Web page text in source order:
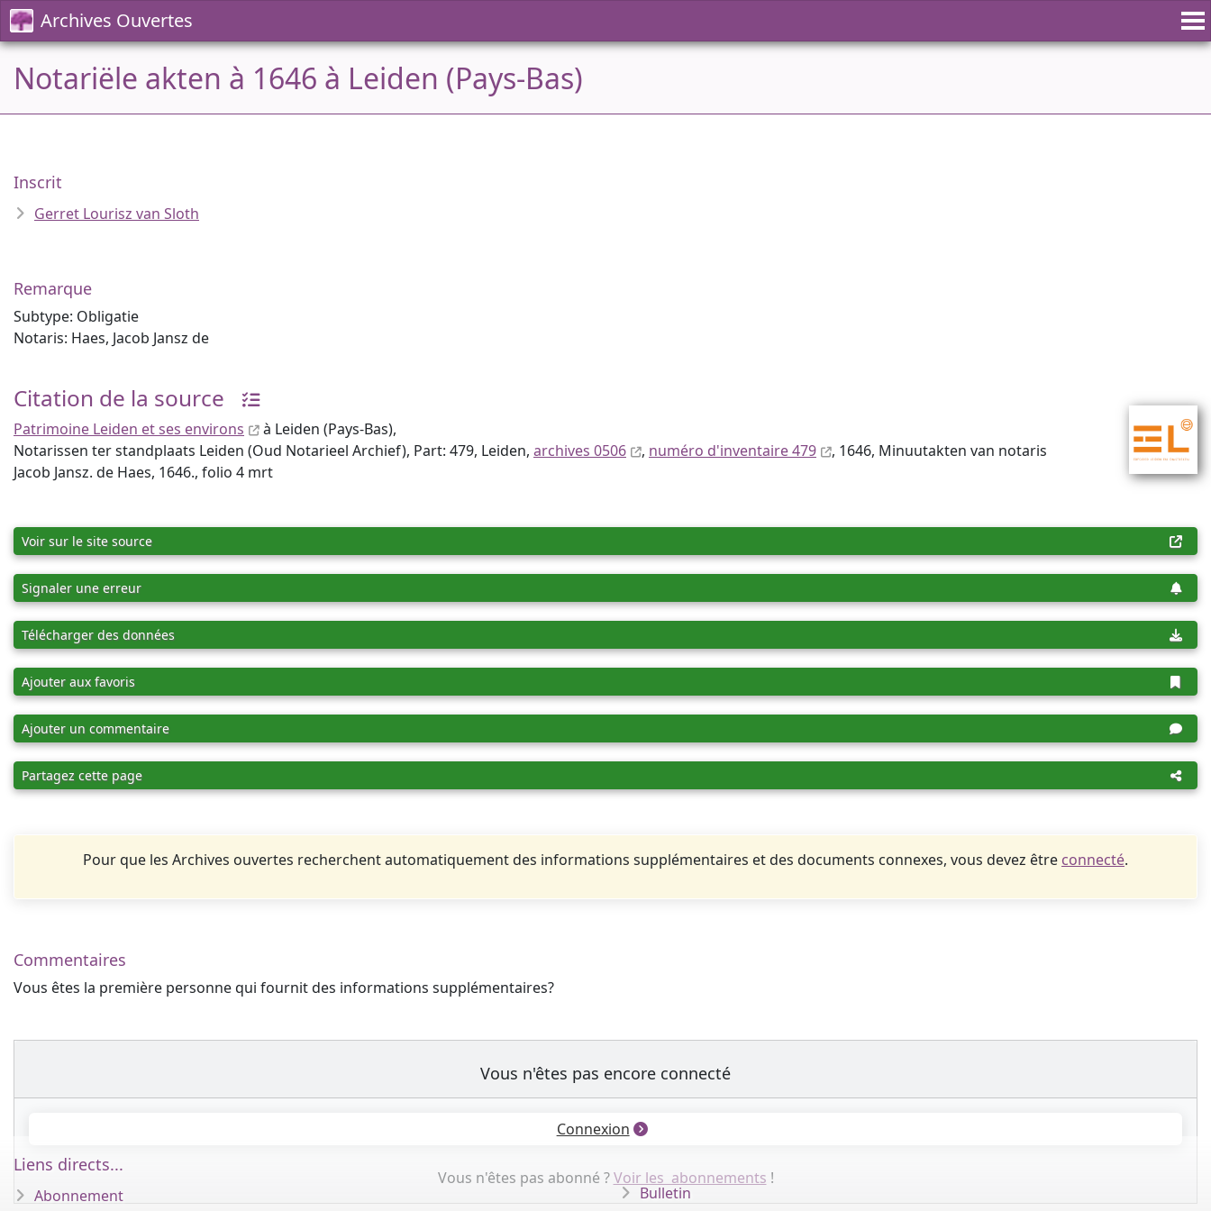
Archives Ouvertes
Notariële akten à 1646 à Leiden (Pays-Bas)
Inscrit
Gerret Lourisz van Sloth
Remarque
Subtype: Obligatie
Notaris: Haes, Jacob Jansz de
Citation de la source
Patrimoine Leiden et ses environs
à Leiden (Pays-Bas),
Notarissen ter standplaats Leiden (Oud Notarieel Archief), Part: 479, Leiden, archives 0506 , numéro d'inventaire 479
, 1646, Minuutakten van notaris
Jacob Jansz. de Haes, 1646., folio 4 mrt
Voir sur le site source
Signaler une erreur
Télécharger des données
Ajouter aux favoris
Ajouter un commentaire
Partagez cette page
Pour que les Archives ouvertes recherchent automatiquement des informations supplémentaires et des documents connexes, vous devez être connecté.
Commentaires
Vous êtes la première personne qui fournit des informations supplémentaires?
Vous n'êtes pas encore connecté
Connexion
Vous n'êtes pas abonné ?Voir les abonnements !
Liens directs...
Abonnement Bulletin